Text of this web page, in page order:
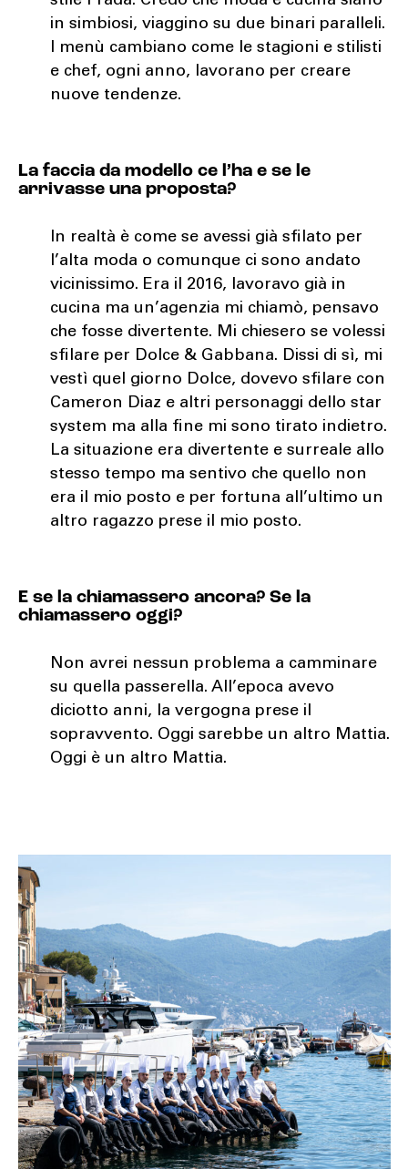
in simbiosi, viaggino su due binari paralleli.
I menù cambiano come le stagioni e stilisti
e chef, ogni anno, lavorano per creare
nuove tendenze.
La faccia da modello ce l’ha e se le
arrivasse una proposta?
In realtà è come se avessi già sfilato per
l’alta moda o comunque ci sono andato
vicinissimo. Era il 2016, lavoravo già in
cucina ma un’agenzia mi chiamò, pensavo
che fosse divertente. Mi chiesero se volessi
sfilare per Dolce & Gabbana. Dissi di sì, mi
vestì quel giorno Dolce, dovevo sfilare con
Cameron Diaz e altri personaggi dello star
system ma alla fine mi sono tirato indietro.
La situazione era divertente e surreale allo
stesso tempo ma sentivo che quello non
era il mio posto e per fortuna all’ultimo un
altro ragazzo prese il mio posto.
E se la chiamassero ancora? Se la
chiamassero oggi?
Non avrei nessun problema a camminare
su quella passerella. All’epoca avevo
diciotto anni, la vergogna prese il
sopravvento. Oggi sarebbe un altro Mattia.
Oggi è un altro Mattia.